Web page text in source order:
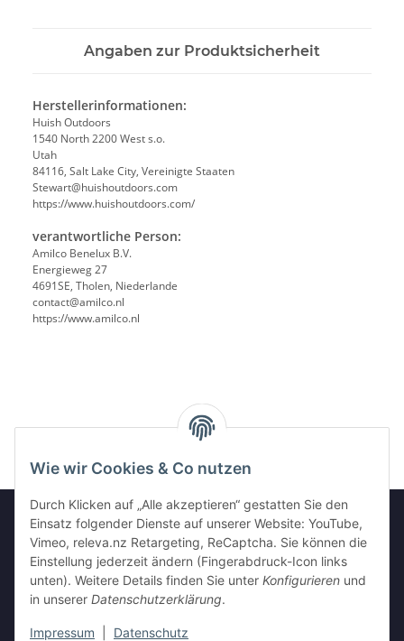
Wie wir Cookies & Co nutzen
Durch Klicken auf „Alle akzeptieren“ gestatten Sie den
Einsatz folgender Dienste auf unserer Website: YouTube,
Vimeo, releva.nz Retargeting, ReCaptcha. Sie können die
Einstellung jederzeit ändern (Fingerabdruck-Icon links
unten). Weitere Details finden Sie unter Konfigurieren und
in unserer Datenschutzerklärung.
Impressum Datenschutz
Angaben zur Produktsicherheit
Herstellerinformationen:
Huish Outdoors
1540 North 2200 West s.o.
Utah
84116, Salt Lake City, Vereinigte Staaten
Stewart@huishoutdoors.com
https://www.huishoutdoors.com/
verantwortliche Person:
Amilco Benelux B.V.
Energieweg 27
4691SE, Tholen, Niederlande
contact@amilco.nl
https://www.amilco.nl
Informationen
Gesetzliche Informationen